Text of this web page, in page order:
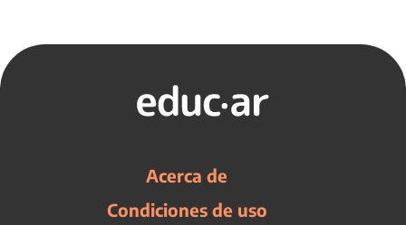
Acerca de
Condiciones de uso